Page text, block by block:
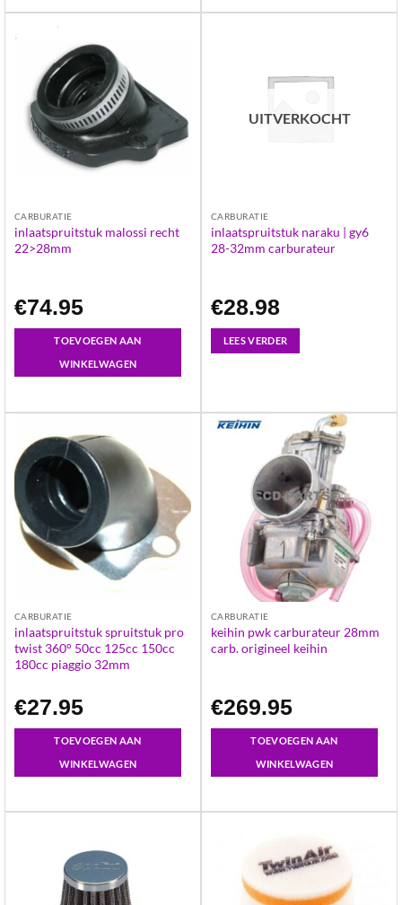
CARBURATIE
inlaatspruitstuk malossi recht
22>28mm
€74.95
TOEVOEGEN AAN
WINKELWAGEN
UITVERKOCHT
CARBURATIE
inlaatspruitstuk naraku | gy6
28-32mm carburateur
€28.98
LEES VERDER
CARBURATIE
inlaatspruitstuk spruitstuk pro
twist 360° 50cc 125cc 150cc
180cc piaggio 32mm
€27.95
TOEVOEGEN AAN
WINKELWAGEN
CARBURATIE
keihin pwk carburateur 28mm
carb. origineel keihin
€269.95
TOEVOEGEN AAN
WINKELWAGEN